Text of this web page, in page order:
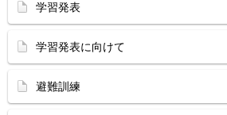
学習発表
学習発表に向けて
避難訓練